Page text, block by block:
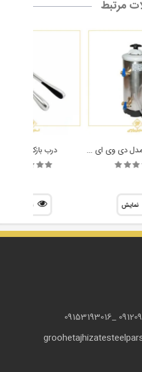
مرتبط
سختی گیر آب مدل دی وی ای 12 لیتری DVA 12L
نمایش
درب بازکن دالتون
09153193016